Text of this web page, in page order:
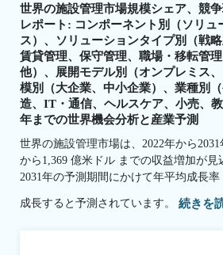
世界の施設管理市場規模シェア、競
レポート: コンポーネント別（ソリュ
ス）、ソリューションタイプ別（戦
賃貸管理、保守管理、職場・移転管
他）、展開モデル別（オンプレミス
模別（大企業、中小企業）、業種別
造、IT・通信、ヘルスケア、小売、
年までの世界機会分析と産業予測
世界の施設管理市場は、2022年から
から1,369 億米ドル までの収益増加が見
2031年の予測期間にかけて年平均成長率
成長すると予測されています。 続きを